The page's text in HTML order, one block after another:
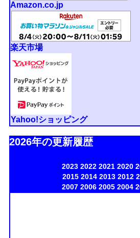
Amazon.co.jp
楽天市場
Yahoo!ショッピング
2026年の更新履歴
2023 2022 2021 2020
2015 2014 2013 2012
2007 2006 2005 2004